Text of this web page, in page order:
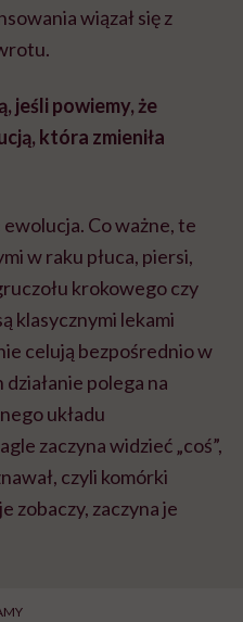
wiązał się z
jeśli powiemy, że
która zmieniła
Co ważne, te
w raku płuca, piersi,
krokowego czy
klasycznymi lekami
celują bezpośrednio w
polega na
układu
zaczyna widzieć „coś”,
czyli komórki
zobaczy, zaczyna je